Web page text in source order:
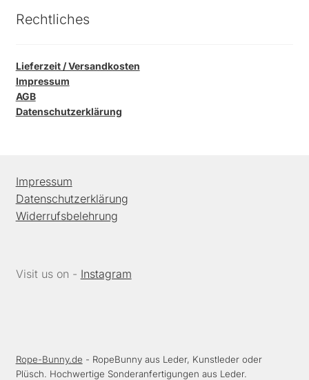
Rechtliches
Lieferzeit / Versandkosten
Impressum
AGB
Datenschutzerklärung
Impressum
Datenschutzerklärung
Widerrufsbelehrung
Visit us on - Instagram
Rope-Bunny.de - RopeBunny aus Leder, Kunstleder oder
Plüsch. Hochwertige Sonderanfertigungen aus Leder.